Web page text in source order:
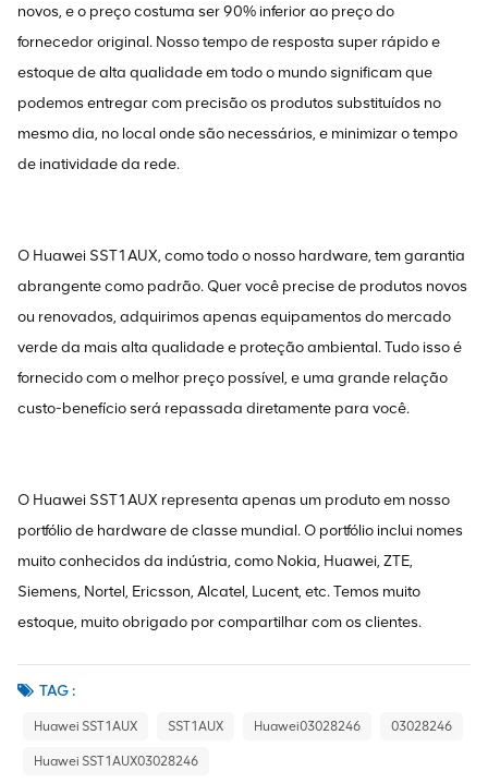
novos, e o preço costuma ser 90% inferior ao preço do
fornecedor original. Nosso tempo de resposta super rápido e
estoque de alta qualidade em todo o mundo significam que
podemos entregar com precisão os produtos substituídos no
mesmo dia, no local onde são necessários, e minimizar o tempo
de inatividade da rede.
O Huawei SST1AUX, como todo o nosso hardware, tem garantia
abrangente como padrão. Quer você precise de produtos novos
ou renovados, adquirimos apenas equipamentos do mercado
verde da mais alta qualidade e proteção ambiental. Tudo isso é
fornecido com o melhor preço possível, e uma grande relação
custo-benefício será repassada diretamente para você.
O Huawei SST1AUX representa apenas um produto em nosso
portfólio de hardware de classe mundial. O portfólio inclui nomes
muito conhecidos da indústria, como Nokia, Huawei, ZTE,
Siemens, Nortel, Ericsson, Alcatel, Lucent, etc. Temos muito
estoque, muito obrigado por compartilhar com os clientes.
TAG :
Huawei SST1AUX SST1AUX Huawei03028246 03028246
Huawei SST1AUX03028246